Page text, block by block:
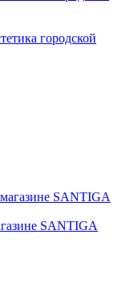
городской
SANTIGA